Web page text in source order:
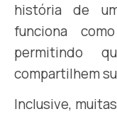
história de
funciona
permitindo
compartilhem
Inclusive,